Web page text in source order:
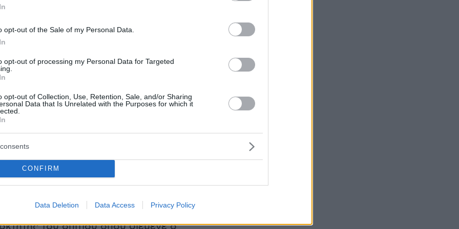
opt-out of the Sale of my Personal Data.
opt-out of processing my Personal Data for Targeted
opt-out of Collection, Use, Retention, Sale, and/or Sharing
Data that Is Unrelated with the Purposes for which it
CONFIRM
Data Deletion Data Access Privacy Policy
αστυνομία αναζητούσε τα ίχνη του οι δυο
συναντηθεί. Η τελευταία φορά που είχαν
του ενεπλάκη στην υπόθεση της
Νικολαΐδη - Καλαθάκη
και κανείς δεν ήξερε που βρίσκεται.
το Live News το όνομα
πρόσωπο. Γείτονές του ανέφεραν ότι
ασχολιόταν με τον υπολογιστή του,
στις υποχρεώσεις του και σπάνια τον
του σπιτιου όπου διέμενε ο